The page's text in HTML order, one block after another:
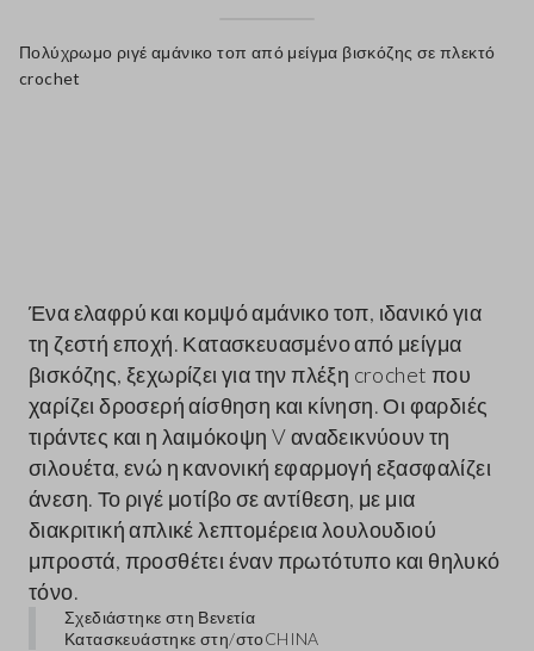
Πολύχρωμο ριγέ αμάνικο τοπ από μείγμα βισκόζης σε πλεκτό
crochet
Ένα ελαφρύ και κομψό αμάνικο τοπ, ιδανικό για
τη ζεστή εποχή. Κατασκευασμένο από μείγμα
βισκόζης, ξεχωρίζει για την πλέξη crochet που
χαρίζει δροσερή αίσθηση και κίνηση. Οι φαρδιές
τιράντες και η λαιμόκοψη V αναδεικνύουν τη
σιλουέτα, ενώ η κανονική εφαρμογή εξασφαλίζει
άνεση. Το ριγέ μοτίβο σε αντίθεση, με μια
διακριτική απλικέ λεπτομέρεια λουλουδιού
μπροστά, προσθέτει έναν πρωτότυπο και θηλυκό
τόνο.
Σχεδιάστηκε στη Βενετία
Κατασκευάστηκε στη/στοCHINA